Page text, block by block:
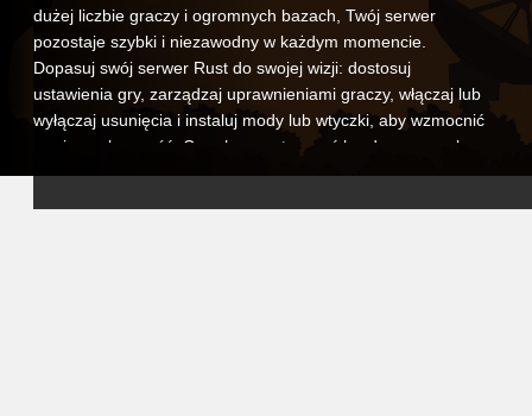
dużej liczbie graczy i ogromnych bazach, Twój serwer
pozostaje szybki i niezawodny w każdym momencie.
Dopasuj swój serwer Rust do swojej wizji: dostosuj
ustawienia gry, zarządzaj uprawnieniami graczy, włączaj lub
wyłączaj usunięcia i instaluj mody lub wtyczki, aby wzmocnić
swoją społeczność. Czy chcesz stworzyć hardcorowe pole
bitwy PvP, relaksujące doświadczenie PvE, czy unikalny,